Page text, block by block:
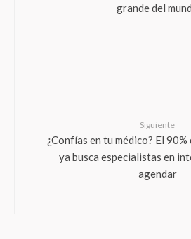
grande del
Siguiente
¿Confías en tu médico? El
ya busca especialistas en
agendar